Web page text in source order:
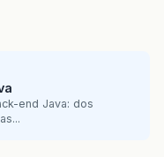
end Java: dos